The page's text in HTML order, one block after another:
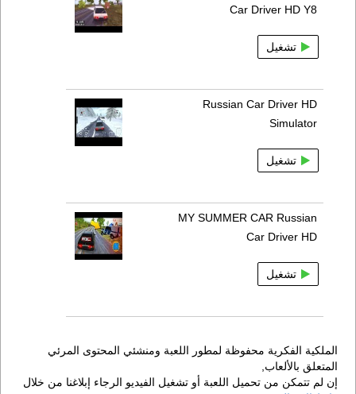
Car Driver HD Y8
تشغيل
Russian Car Driver HD
Simulator
تشغيل
MY SUMMER CAR Russian
Car Driver HD
تشغيل
الملكية الفكرية محفوظة لمطور اللعبة ومنشئي المحتوى المرئي
المتعلق بالألعاب,
إن لم تتمكن من تحميل اللعبة أو تشغيل الفيديو الرجاء إبلاغنا من خلال